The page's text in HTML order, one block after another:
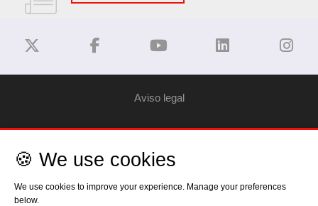
Aviso legal
🍪 We use cookies
We use cookies to improve your experience. Manage your preferences
below.